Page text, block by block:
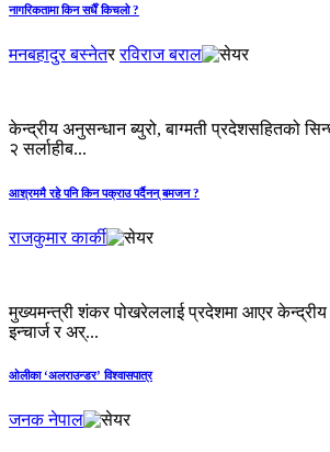
नागरिकतामा किन सधैँ किचलो ?
मनबहादुर बस्नेतररविराज बराल
केन्द्रीय अनुसन्धान ब्युरो, बाग्मती प्रदेशसहितको
२ सर्लाहीब...
आश्रममै रहे पनि किन पक्राउ पर्दैनन् बमजन ?
राजकुमार कार्की
मुख्यमन्त्री शंकर पोखरेललाई प्रदेशमा आएर केन्द्रीय
इन्चार्ज र अर्...
ओलीका ‘अलराउन्डर’ विश्वासपात्र
जनक नेपाल